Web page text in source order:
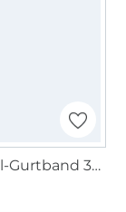
Baumwoll-Gurtband 30 mm, sand